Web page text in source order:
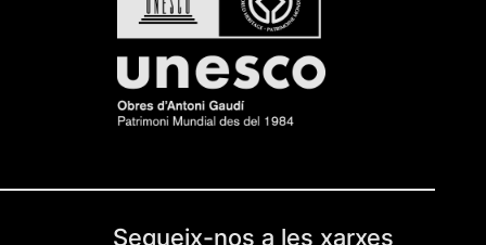
Segueix-nos a les xarxes